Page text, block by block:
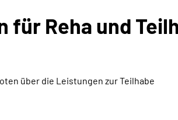
Reha und
über die Leistungen zur Teilhabe